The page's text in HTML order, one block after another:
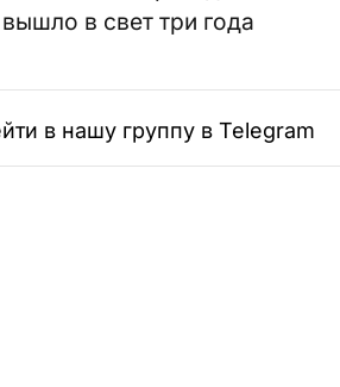
в свет три года
в нашу группу в Telegram